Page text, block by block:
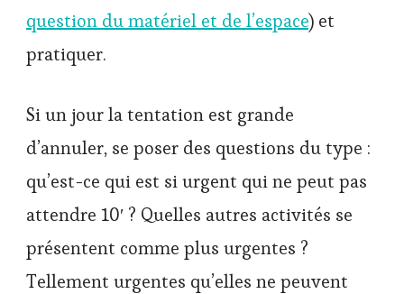
question du matériel et de l’espace) et
pratiquer.
Si un jour la tentation est grande
d’annuler, se poser des questions du type :
qu’est-ce qui est si urgent qui ne peut pas
attendre 10′ ? Quelles autres activités se
présentent comme plus urgentes ?
Tellement urgentes qu’elles ne peuvent